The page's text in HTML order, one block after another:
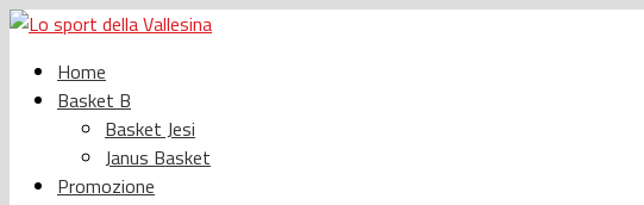
Home
Basket B
Basket Jesi
Janus Basket
Promozione